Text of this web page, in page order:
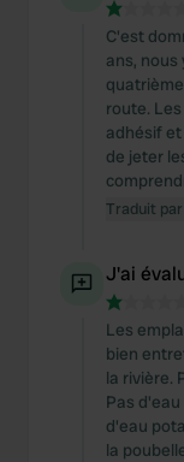
C'est
ans,
route.
adhésif
de jeter
Traduit
J'ai
Les
bien
la rivière.
Pas
d'eau
la